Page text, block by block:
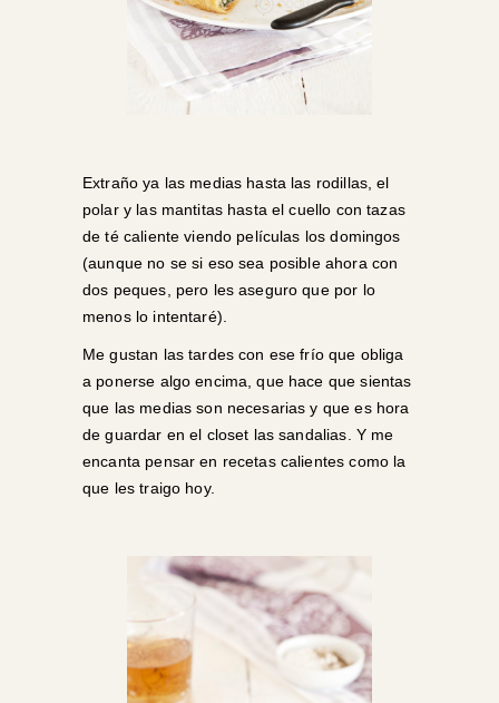
Extraño ya las medias hasta las rodillas, el
polar y las mantitas hasta el cuello con tazas
de té caliente viendo películas los domingos
(aunque no se si eso sea posible ahora con
dos peques, pero les aseguro que por lo
menos lo intentaré).
Me gustan las tardes con ese frío que obliga
a ponerse algo encima, que hace que sientas
que las medias son necesarias y que es hora
de guardar en el closet las sandalias. Y me
encanta pensar en recetas calientes como la
que les traigo hoy.